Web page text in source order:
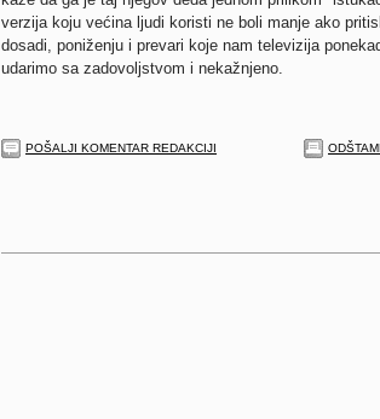
verzija koju većina ljudi koristi ne boli manje ako
dosadi, poniženju i prevari koje nam televizija
udarimo sa zadovoljstvom i nekažnjeno.
POŠALJI KOMENTAR REDAKCIJI